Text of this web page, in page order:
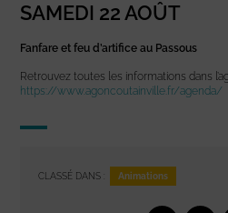
SAMEDI 22 AOÛT
Fanfare et feu d’artifice au Passous
Retrouvez toutes les informations dans
https://www.agoncoutainville.fr/agenda/
CLASSÉ DANS : Animations